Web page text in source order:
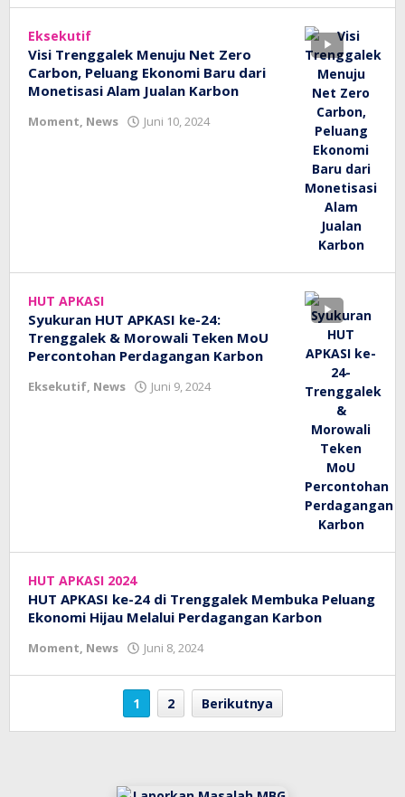
Eksekutif
Visi Trenggalek Menuju Net Zero
Carbon, Peluang Ekonomi Baru dari
Monetisasi Alam Jualan Karbon
Moment, News Juni 10, 2024
HUT APKASI
Syukuran HUT APKASI ke-24:
Trenggalek & Morowali Teken MoU
Percontohan Perdagangan Karbon
Eksekutif, News Juni 9, 2024
HUT APKASI 2024
HUT APKASI ke-24 di Trenggalek Membuka Peluang
Ekonomi Hijau Melalui Perdagangan Karbon
Moment, News Juni 8, 2024
tv
1 2 Berikutnya